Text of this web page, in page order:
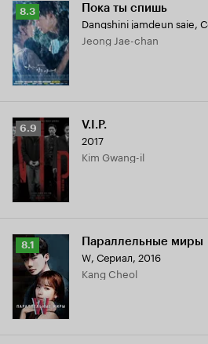
Рейтинг
Кинопоиска
8.3
8.3 Пока ты спишь
Dangshini jamdeun saie,
Jeong Jae-chan
Рейтинг
Кинопоиска
6.9
6.9 V.I.P.
2017
Kim Gwang-il
Рейтинг
Кинопоиска
8.1
8.1 Параллельные миры
W, Сериал, 2016
Kang Cheol